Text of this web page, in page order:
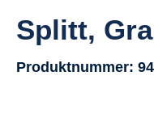
Splitt,
Produktnummer: